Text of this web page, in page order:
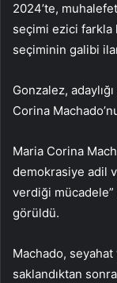
2024’te,
seçimi ezici farkla
seçiminin galibi
Gonzalez,
Corina
Maria Corina
demokrasiye adil
verdiği mücadele”
görüldü.
Machado, seyahat
saklandıktan